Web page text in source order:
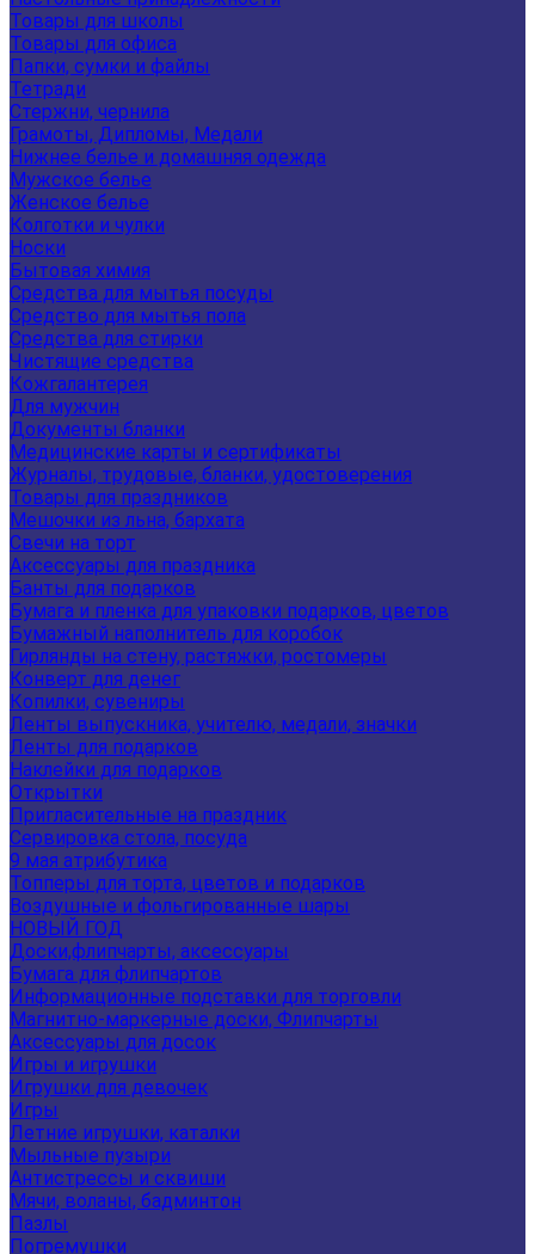
Товары для школы
Товары для офиса
Папки, сумки и файлы
Тетради
Стержни, чернила
Грамоты, Дипломы, Медали
Нижнее белье и домашняя одежда
Мужское белье
Женское белье
Колготки и чулки
Носки
Бытовая химия
Средства для мытья посуды
Средство для мытья пола
Средства для стирки
Чистящие средства
Кожгалантерея
Для мужчин
Документы бланки
Медицинские карты и сертификаты
Журналы, трудовые, бланки, удостоверения
Товары для праздников
Мешочки из льна, бархата
Свечи на торт
Аксессуары для праздника
Банты для подарков
Бумага и пленка для упаковки подарков, цветов
Бумажный наполнитель для коробок
Гирлянды на стену, растяжки, ростомеры
Конверт для денег
Копилки, сувениры
Ленты выпускника, учителю, медали, значки
Ленты для подарков
Наклейки для подарков
Открытки
Пригласительные на праздник
Сервировка стола, посуда
9 мая атрибутика
Топперы для торта, цветов и подарков
Воздушные и фольгированные шары
НОВЫЙ ГОД
Доски,флипчарты, аксессуары
Бумага для флипчартов
Информационные подставки для торговли
Магнитно-маркерные доски, Флипчарты
Аксессуары для досок
Игры и игрушки
Игрушки для девочек
Игры
Летние игрушки, каталки
Мыльные пузыри
Антистрессы и сквиши
Мячи, воланы, бадминтон
Пазлы
Погремушки